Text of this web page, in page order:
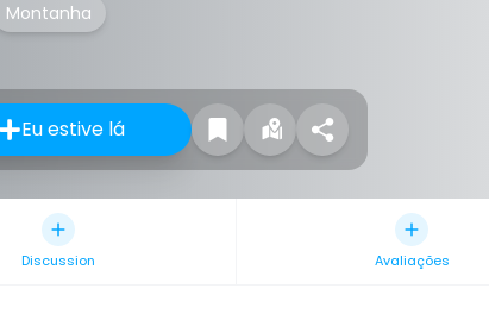
Montanha
Eu estive lá
Discussion Avaliações